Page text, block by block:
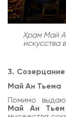
Храм Май
искусства
3.
Май Ан Тьема
Помимо
Май Ан Тьем